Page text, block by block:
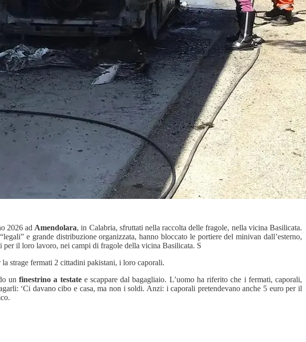
2026 ad Amendolara, in Calabria, sfruttati nella raccolta delle fragole, nella vicina Basilicata.
e grande distribuzione organizzata, hanno bloccato le portiere del minivan dall’esterno,
per il loro lavoro, nei campi di fragole della vicina Basilicata. S
strage fermati 2 cittadini pakistani, i loro caporali.
unfinestrino a testatee scappare dal bagagliaio. L’uomo ha riferito che i fermati, caporali,
‘Ci davano cibo e casa, ma non i soldi. Anzi: i caporali pretendevano anche 5 euro per il